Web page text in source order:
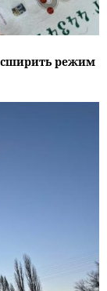
режим